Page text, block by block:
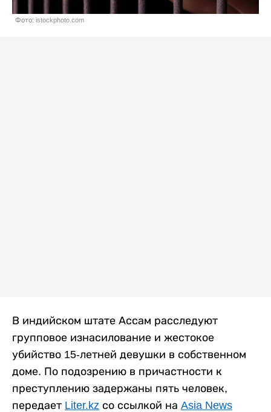
Фото: istockphoto.com
В индийском штате Ассам расследуют
групповое изнасилование и жестокое
убийство 15-летней девушки в собственном
доме. По подозрению в причастности к
преступлению задержаны пять человек,
передает Liter.kz со ссылкой на Asia News